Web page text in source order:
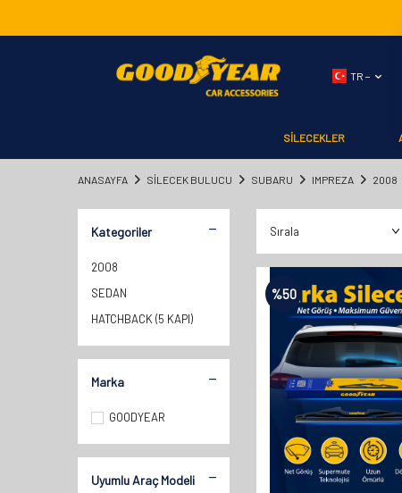
TR −
SİLECEKLER
ANASAYFA SILECEK BULUCU SUBARU IMPREZA 2008
Kategoriler
2008
SEDAN
HATCHBACK (5 KAPI)
Marka
GOODYEAR
Uyumlu Araç Modeli
%50